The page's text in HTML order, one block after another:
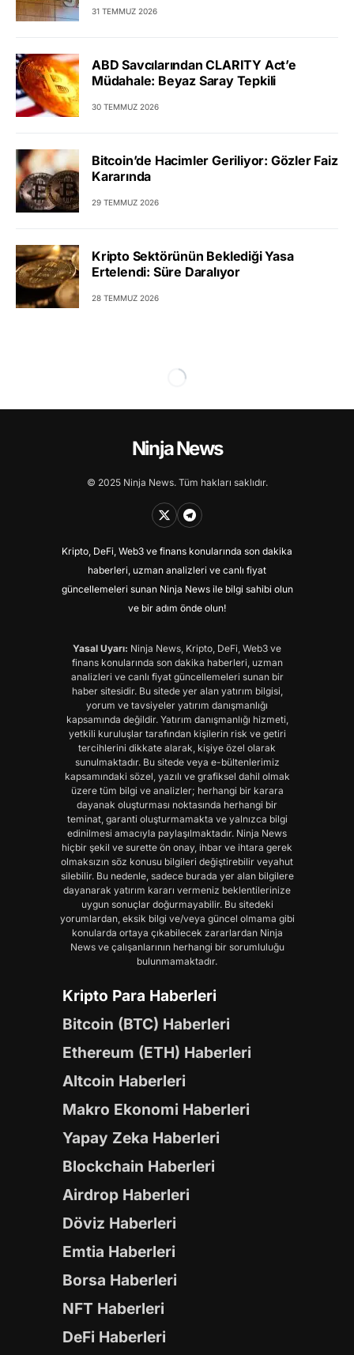
31 TEMMUZ 2026
ABD Savcılarından CLARITY Act’e
Müdahale: Beyaz Saray Tepkili
30 TEMMUZ 2026
Bitcoin’de Hacimler Geriliyor: Gözler Faiz
Kararında
29 TEMMUZ 2026
Kripto Sektörünün Beklediği Yasa
Ertelendi: Süre Daralıyor
28 TEMMUZ 2026
Ninja News
© 2025 Ninja News. Tüm hakları saklıdır.
Kripto, DeFi, Web3 ve finans konularında son dakika
haberleri, uzman analizleri ve canlı fiyat
güncellemeleri sunan Ninja News ile bilgi sahibi olun
ve bir adım önde olun!
Yasal Uyarı: Ninja News, Kripto, DeFi, Web3 ve
finans konularında son dakika haberleri, uzman
analizleri ve canlı fiyat güncellemeleri sunan bir
haber sitesidir. Bu sitede yer alan yatırım bilgisi,
yorum ve tavsiyeler yatırım danışmanlığı
kapsamında değildir. Yatırım danışmanlığı hizmeti,
yetkili kuruluşlar tarafından kişilerin risk ve getiri
tercihlerini dikkate alarak, kişiye özel olarak
sunulmaktadır. Bu sitede veya e-bültenlerimiz
kapsamındaki sözel, yazılı ve grafiksel dahil olmak
üzere tüm bilgi ve analizler; herhangi bir karara
dayanak oluşturması noktasında herhangi bir
teminat, garanti oluşturmamakta ve yalnızca bilgi
edinilmesi amacıyla paylaşılmaktadır. Ninja News
hiçbir şekil ve surette ön onay, ihbar ve ihtara gerek
olmaksızın söz konusu bilgileri değiştirebilir veyahut
silebilir. Bu nedenle, sadece burada yer alan bilgilere
dayanarak yatırım kararı vermeniz beklentilerinize
uygun sonuçlar doğurmayabilir. Bu sitedeki
yorumlardan, eksik bilgi ve/veya güncel olmama gibi
konularda ortaya çıkabilecek zararlardan Ninja
News ve çalışanlarının herhangi bir sorumluluğu
bulunmamaktadır.
Kripto Para Haberleri
Bitcoin (BTC) Haberleri
Ethereum (ETH) Haberleri
Altcoin Haberleri
Makro Ekonomi Haberleri
Yapay Zeka Haberleri
Blockchain Haberleri
Airdrop Haberleri
Döviz Haberleri
Emtia Haberleri
Borsa Haberleri
NFT Haberleri
DeFi Haberleri